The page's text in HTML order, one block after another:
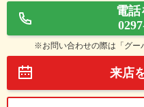
電話
※お問い合わせの際は「グー
来店